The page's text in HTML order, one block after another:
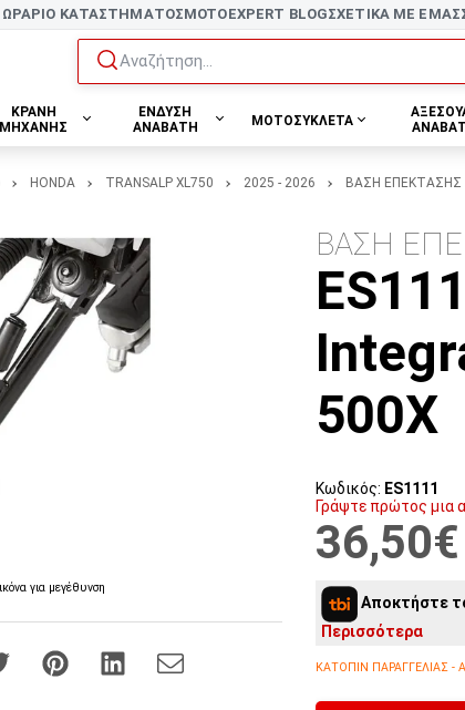
ΩΡΑΡΙΟ ΚΑΤΑΣΤΗΜΑΤΟΣMOTOEXPERT BLOGΣΧΕΤΙΚΑ ΜΕ ΕΜΑΣ
Αναζήτηση...
ΚΡΑΝΗ
ΜΗΧΑΝΗΣ
ΕΝΔΥΣΗ
ΑΝΑΒΑΤΗ
ΜΟΤΟΣΥΚΛΕΤΑ
HONDA TRANSALP XL750 2025 - 2026 ΒΑΣΗ ΕΠΕΚΤΑΣΗΣ
για μεγέθυνση
ΒΑΣΗ
500X
Κωδικός: ES1111
Γράψτε πρώτος μια
36,50€
Αποκτήστε
Περισσότερα
ΚΑΤΌΠΙΝ ΠΑΡΑΓΓΕΛΊΑΣ